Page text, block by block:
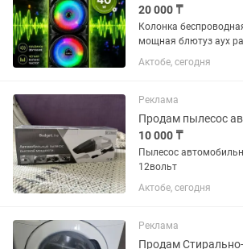
20 000 ₸
Колонка
мощная блютуз аух
микрофона караоке
светомузыка скидка
Актобе, сегодня
Реклама
Продам пылесос
10 000 ₸
Пылесос
12вольт
Актобе, сегодня
Реклама